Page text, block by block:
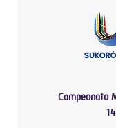
Campeonato